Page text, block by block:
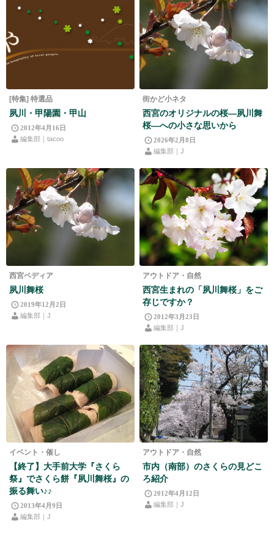
[特集] 特選品
夙川・甲陽園・甲山
2012年4月16日
編集部｜tacoo
街かど小ネタ
西宮のオリジナルの桜―夙川舞
桜―への小さな思いから
2026年2月8日
編集部｜J
西宮ペディア
夙川舞桜
2019年12月2日
編集部｜J
アウトドア・自然
西宮生まれの「夙川舞桜」をご
存じですか？
2012年3月23日
編集部｜J
イベント・催し
【終了】大手前大学『さくら
祭』でさくら餅『夙川舞桜』の
振る舞い♪♪
2013年4月9日
編集部｜J
アウトドア・自然
市内（南部）のさくらの見どこ
ろ紹介
2012年4月12日
編集部｜J